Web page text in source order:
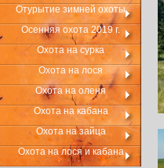
Отурытие зимней охоты
Осенняя охота 2019 г.
Охота на сурка
Охота на лося
Охота на оленя
Охота на кабана
Охота на зайца
Охота на лося и кабана